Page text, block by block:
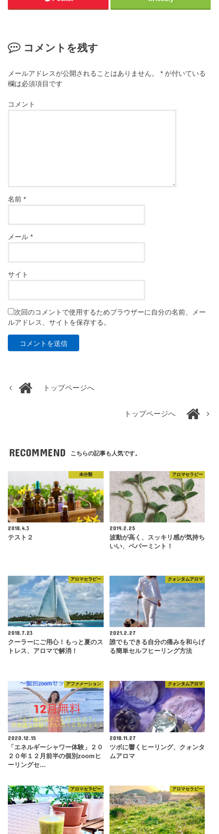
コメントを残す
メールアドレスが公開されることはありません。 * が付いている
欄は必須項目です
コメント
名前*
メール*
サイト
次回のコメントで使用するためブラウザーに自分の名前、メー
ルアドレス、サイトを保存する。
トップページへ
トップページへ
RECOMMEND こちらの記事も人気です。
未分類
2018.4.3
テスト２
アロマセラピー
2019.2.25
波動が高く、スッキリ感が気持ち
いい、ペパーミント！
アロマセラピー
2018.7.23
クーラーにご用心！もっと夏のス
トレス、アロマで解消！
クォンタムアロマ
2021.2.27
誰でもできる自分の痛みを和らげ
る簡単セルフヒーリング方法
アファメーション
2020.12.15
「エネルギーシャワー体験」２０
２０年１２月前半の個別zoomヒ
ーリングセ…
クォンタムアロマ
2018.11.27
ツボに響くヒーリング、クォンタ
ムアロマ
アロマセラピー アロマセラピー